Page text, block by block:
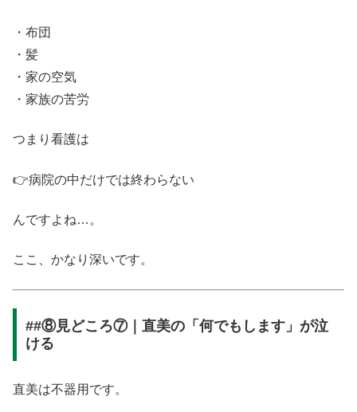
・布団
・髪
・家の空気
・家族の苦労
つまり看護は
👉病院の中だけでは終わらない
んですよね…。
ここ、かなり深いです。
##⑧見どころ⑦｜直美の「何でもします」が泣
ける
直美は不器用です。